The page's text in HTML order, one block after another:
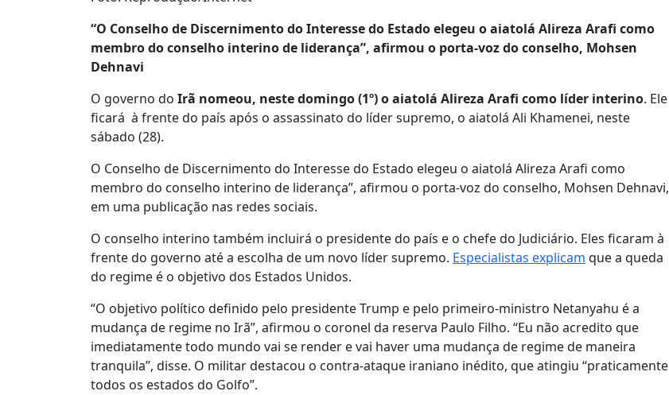
“O Conselho de Discernimento do Interesse do Estado elegeu o aiatolá Alireza Arafi como
membro do conselho interino de liderança”, afirmou o porta-voz do conselho, Mohsen
Dehnavi
O governo do Irã nomeou, neste domingo (1º) o aiatolá Alireza Arafi como líder interino. Ele
ficará à frente do país após o assassinato do líder supremo, o aiatolá Ali Khamenei, neste
sábado (28).
O Conselho de Discernimento do Interesse do Estado elegeu o aiatolá Alireza Arafi como
membro do conselho interino de liderança”, afirmou o porta-voz do conselho, Mohsen Dehnavi,
em uma publicação nas redes sociais.
O conselho interino também incluirá o presidente do país e o chefe do Judiciário. Eles ficaram à
frente do governo até a escolha de um novo líder supremo. Especialistas explicam que a queda
do regime é o objetivo dos Estados Unidos.
“O objetivo político definido pelo presidente Trump e pelo primeiro-ministro Netanyahu é a
mudança de regime no Irã”, afirmou o coronel da reserva Paulo Filho. “Eu não acredito que
imediatamente todo mundo vai se render e vai haver uma mudança de regime de maneira
tranquila”, disse. O militar destacou o contra-ataque iraniano inédito, que atingiu “praticamente
todos os estados do Golfo”.